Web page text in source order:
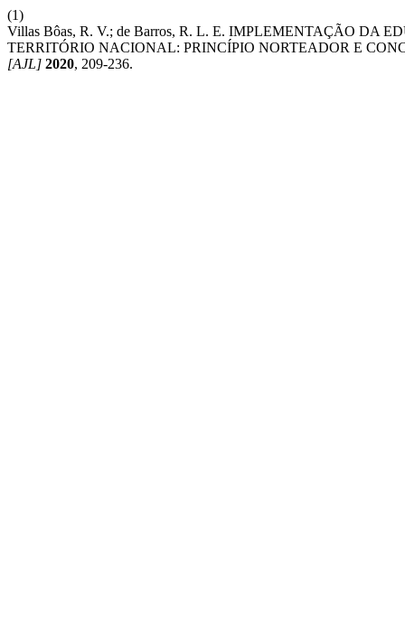
(1)
Villas Bôas, R. V.; de Barros, R. L. E. IMPLEMENTAÇÃO DA
TERRITÓRIO NACIONAL: PRINCÍPIO NORTEADOR E
[AJL] 2020, 209-236.